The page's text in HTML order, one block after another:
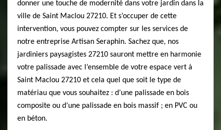
donner une touche de modernité dans votre jardin dans la
ville de Saint Maclou 27210. Et s’occuper de cette
intervention, vous pouvez compter sur les services de
notre entreprise Artisan Seraphin. Sachez que, nos
jardiniers paysagistes 27210 sauront mettre en harmonie
votre palissade avec l’ensemble de votre espace vert à
Saint Maclou 27210 et cela quel que soit le type de
matériau que vous souhaitez : d’une palissade en bois
composite ou d’une palissade en bois massif ; en PVC ou
en béton.